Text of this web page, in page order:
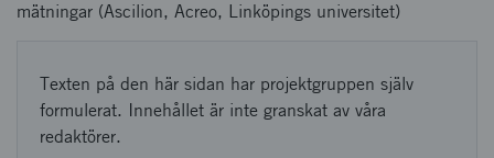
mätningar (Ascilion, Acreo, Linköpings universitet)
Texten på den här sidan har projektgruppen själv
formulerat. Innehållet är inte granskat av våra
redaktörer.